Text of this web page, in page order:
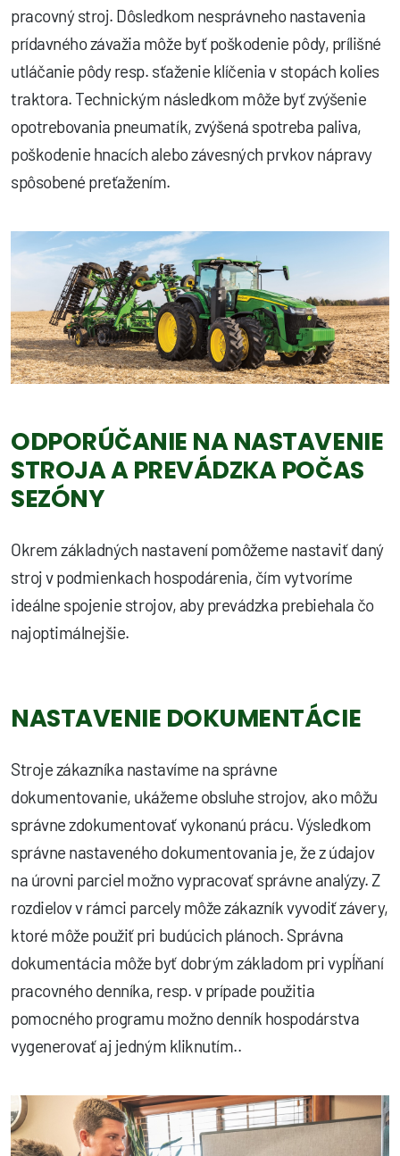
pracovný stroj. Dôsledkom nesprávneho nastavenia
prídavného závažia môže byť poškodenie pôdy, prílišné
utláčanie pôdy resp. sťaženie klíčenia v stopách kolies
traktora. Technickým následkom môže byť zvýšenie
opotrebovania pneumatík, zvýšená spotreba paliva,
poškodenie hnacích alebo závesných prvkov nápravy
spôsobené preťažením.
ODPORÚČANIE NA NASTAVENIE
STROJA A PREVÁDZKA POČAS
SEZÓNY
Okrem základných nastavení pomôžeme nastaviť daný
stroj v podmienkach hospodárenia, čím vytvoríme
ideálne spojenie strojov, aby prevádzka prebiehala čo
najoptimálnejšie.
NASTAVENIE DOKUMENTÁCIE
Stroje zákazníka nastavíme na správne
dokumentovanie, ukážeme obsluhe strojov, ako môžu
správne zdokumentovať vykonanú prácu. Výsledkom
správne nastaveného dokumentovania je, že z údajov
na úrovni parciel možno vypracovať správne analýzy. Z
rozdielov v rámci parcely môže zákazník vyvodiť závery,
ktoré môže použiť pri budúcich plánoch. Správna
dokumentácia môže byť dobrým základom pri vypĺňaní
pracovného denníka, resp. v prípade použitia
pomocného programu možno denník hospodárstva
vygenerovať aj jedným kliknutím..